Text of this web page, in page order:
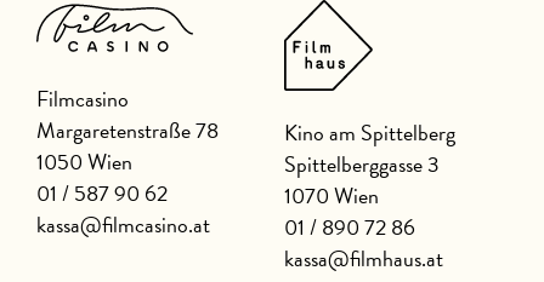
Filmcasino
Margaretenstraße 78
1050 Wien
01 / 587 90 62
kassa@filmcasino.at
Kino am Spittelberg
Spittelberggasse 3
1070 Wien
01 / 890 72 86
kassa@filmhaus.at